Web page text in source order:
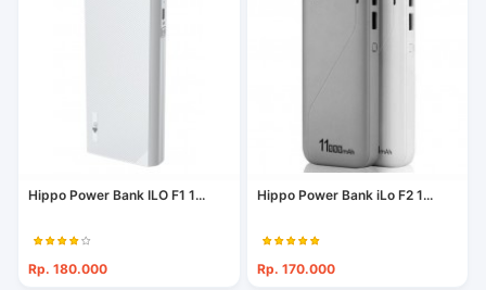
Hippo Power Bank ILO F1 1...
Rp. 180.000
Hippo Power Bank iLo F2 1...
Rp. 170.000